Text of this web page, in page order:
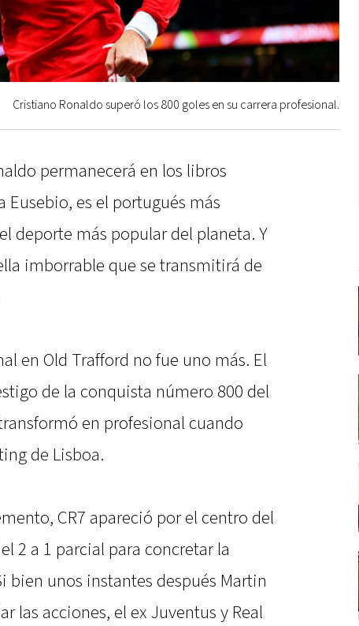
Cristiano Ronaldo superó los 800 goles en su carrera profesional.
permanecerá en los libros
es el portugués más
deporte más popular del planeta. Y
imborrable que se transmitirá de
en Old Trafford no fue uno más. El
de la conquista número 800 del
en profesional cuando
de Lisboa.
CR7 apareció por el centro del
2 a 1 parcial para concretar la
bien unos instantes después Martin
las acciones, el ex Juventus y Real